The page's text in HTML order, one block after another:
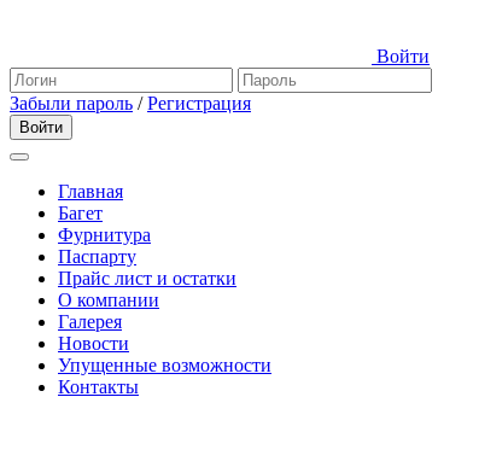
Войти
Забыли пароль /Регистрация
Главная
Багет
Фурнитура
Паспарту
Прайс лист и остатки
О компании
Галерея
Новости
Упущенные возможности
Контакты